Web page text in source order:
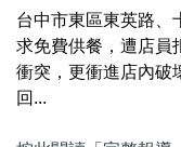
台中市東區東英路、
求免費供餐，遭店員
衝突，更衝進店內破
回...